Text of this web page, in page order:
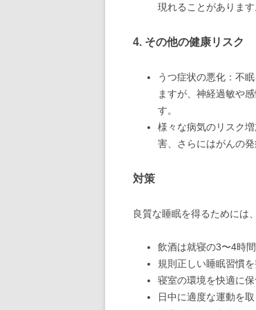
現れることがありま
4. その他の健康リスク
うつ症状の悪化：不
ますが、神経過敏や
す。
様々な病気のリスク
害、さらにはがんの
対策
良質な睡眠を得るためには
飲酒は就寝の3〜4時
規則正しい睡眠習慣を
寝室の環境を快適に保
日中に適度な運動を